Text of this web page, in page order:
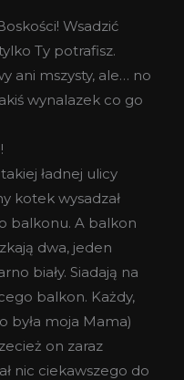
Wsadzić
Ty potrafisz.
ani mszysty, ale… no
wynalazek co go
ładnej ulicy
kotek wysadzał
balkonu. A balkon
dwa, jeden
biały. Siadają na
balkon. Każdy,
była moja Mama)
on zaraz
nic ciekawszego do